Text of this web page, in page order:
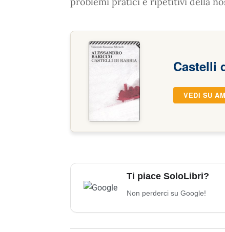
Castelli
VEDI SU
Ti piace SoloLibri?
Non perderci su Google!